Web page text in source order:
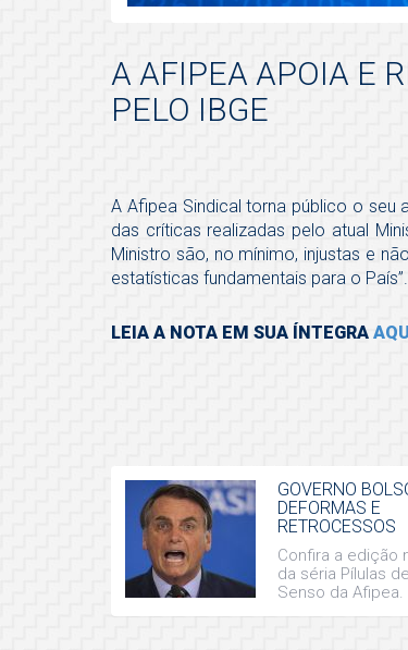
A AFIPEA APOIA E
PELO IBGE
A Afipea Sindical torna público o seu
das críticas realizadas pelo atual
Ministro são, no mínimo, injustas e
estatísticas fundamentais para o País”.
LEIA A NOTA EM SUA ÍNTEGRA AQUI
GOVERNO
DEFORMAS E
RETROCESSOS
Confira a edição
da séria Pílulas
Senso da Afipea.